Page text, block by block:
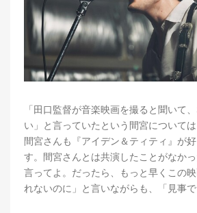
「田口監督が音楽映画を撮ると聞いて
い」と言っていたという間宮について
間宮さんも『アイデン＆ティティ』が
す。間宮さんとは共演したことがなか
言ってよ。だったら、もっと早くこの
れないのに」と言いながらも、「見事で